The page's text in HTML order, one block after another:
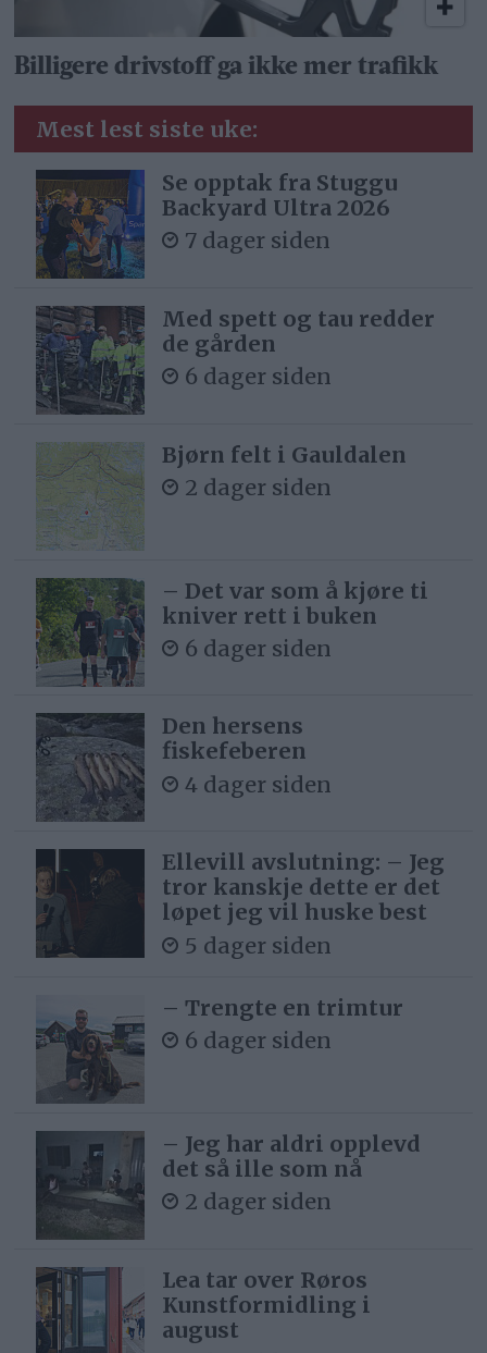
Billigere drivstoff ga ikke mer trafikk
Mest lest siste uke:
Se opptak fra Stuggu
Backyard Ultra 2026
7 dager siden
Med spett og tau redder
de gården
6 dager siden
Bjørn felt i Gauldalen
2 dager siden
– Det var som å kjøre ti
kniver rett i buken
6 dager siden
Den hersens
fiskefeberen
4 dager siden
Ellevill avslutning: – Jeg
tror kanskje dette er det
løpet jeg vil huske best
5 dager siden
– Trengte en trimtur
6 dager siden
– Jeg har aldri opplevd
det så ille som nå
2 dager siden
Lea tar over Røros
Kunstformidling i
august